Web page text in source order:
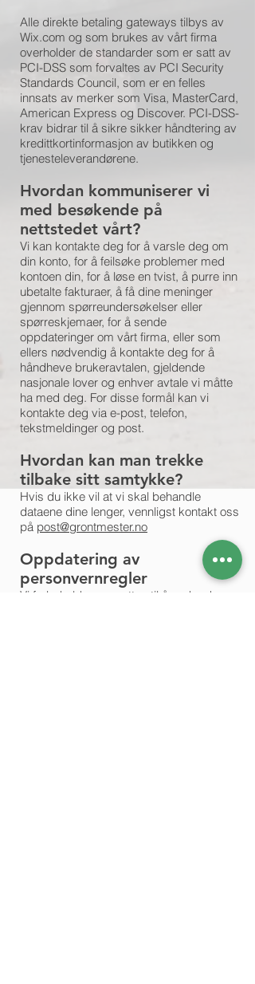
Alle direkte betaling gateways tilbys av
Wix.com og som brukes av vårt firma
overholder de standarder som er satt av
PCI-DSS som forvaltes av PCI Security
Standards Council, som er en felles
innsats av merker som Visa, MasterCard,
American Express og Discover. PCI-DSS-
krav bidrar til å sikre sikker håndtering av
kredittkortinformasjon av butikken og
tjenesteleverandørene.
Hvordan kommuniserer vi
med besøkende på
nettstedet vårt?
Vi kan kontakte deg for å varsle deg om
din konto, for å feilsøke problemer med
kontoen din, for å løse en tvist, å purre inn
ubetalte fakturaer, å få dine meninger
gjennom spørreundersøkelser eller
spørreskjemaer, for å sende
oppdateringer om vårt firma, eller som
ellers nødvendig å kontakte deg for å
håndheve brukeravtalen, gjeldende
nasjonale lover og enhver avtale vi måtte
ha med deg. For disse formål kan vi
kontakte deg via e-post, telefon,
tekstmeldinger og post.
Hvordan kan man trekke
tilbake sitt samtykke?
Hvis du ikke vil at vi skal behandle
dataene dine lenger, vennligst kontakt oss
på post@grontmester.no
Oppdatering av
personvernregler
Vi forbeholder oss retten til å endre denne